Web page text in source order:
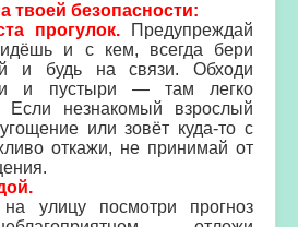
твоей безопасности:
прогулок.
Предупреждай
идёшь и с кем, всегда бери
и будь на связи. Обходи
и пустыри — там легко
Если незнакомый взрослый
или зовёт куда-то с
откажи, не принимай от
улицу посмотри прогноз